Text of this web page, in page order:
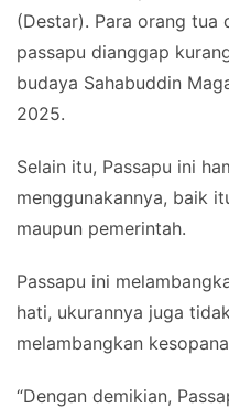
(Destar). Para orang tua
passapu dianggap
budaya Sahabuddin
2025.
Selain itu, Passapu ini
menggunakannya, baik
maupun pemerintah.
Passapu ini
hati, ukurannya juga
melambangkan
“Dengan demikian,